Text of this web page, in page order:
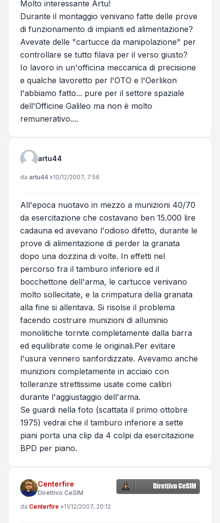
Molto interessante Artu!
Durante il montaggio venivano fatte delle prove
di funzionamento di impianti ed alimentazione?
Avevate delle "cartucce da manipolazione" per
controllare se tutto filava per il verso giusto?
Io lavoro in un'officina meccanica di precisione
e qualche lavoretto per l'OTO e l'Oerlikon
l'abbiamo fatto... pure per il settore spaziale
dell'Officine Galileo ma non è molto
remunerativo....
artu44
Messaggio
da artu44 »10/12/2007, 7:56
All'epoca nuotavo in mezzo a munizioni 40/70
da esercitazione che costavano ben 15.000 lire
cadauna ed avevano l'odioso difetto, durante le
prove di alimentazione di perder la granata
dopo una dozzina di volte. In effetti nel
percorso fra il tamburo inferiore ed il
bocchettone dell'arma, le cartucce venivano
molto sollecitate, e la crimpatura della granata
alla fine si allentava. Si risolse il problema
facendo costruire munizioni di alluminio
monolitiche tornite completamente dalla barra
ed equilibrate come le originali.Per evitare
l'usura vennero sanfordizzate. Avevamo anche
munizioni completamente in acciaio con
tolleranze strettissime usate come calibri
durante l'aggiustaggio dell'arma.
Se guardi nella foto (scattata il primo ottobre
1975) vedrai che il tamburo inferiore a sette
piani porta una clip da 4 colpi da esercitazione
BPD per piano.
Centerfire
Direttivo CeSIM
Messaggio
da Centerfire »11/12/2007, 20:12